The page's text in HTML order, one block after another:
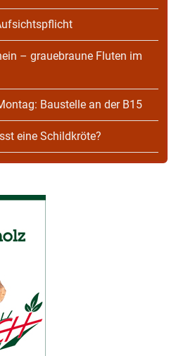
– grauebraune Fluten im
Baustelle an der B15
eine Schildkröte?